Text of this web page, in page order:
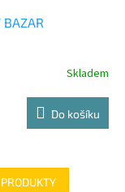
Skladem
Do košíku